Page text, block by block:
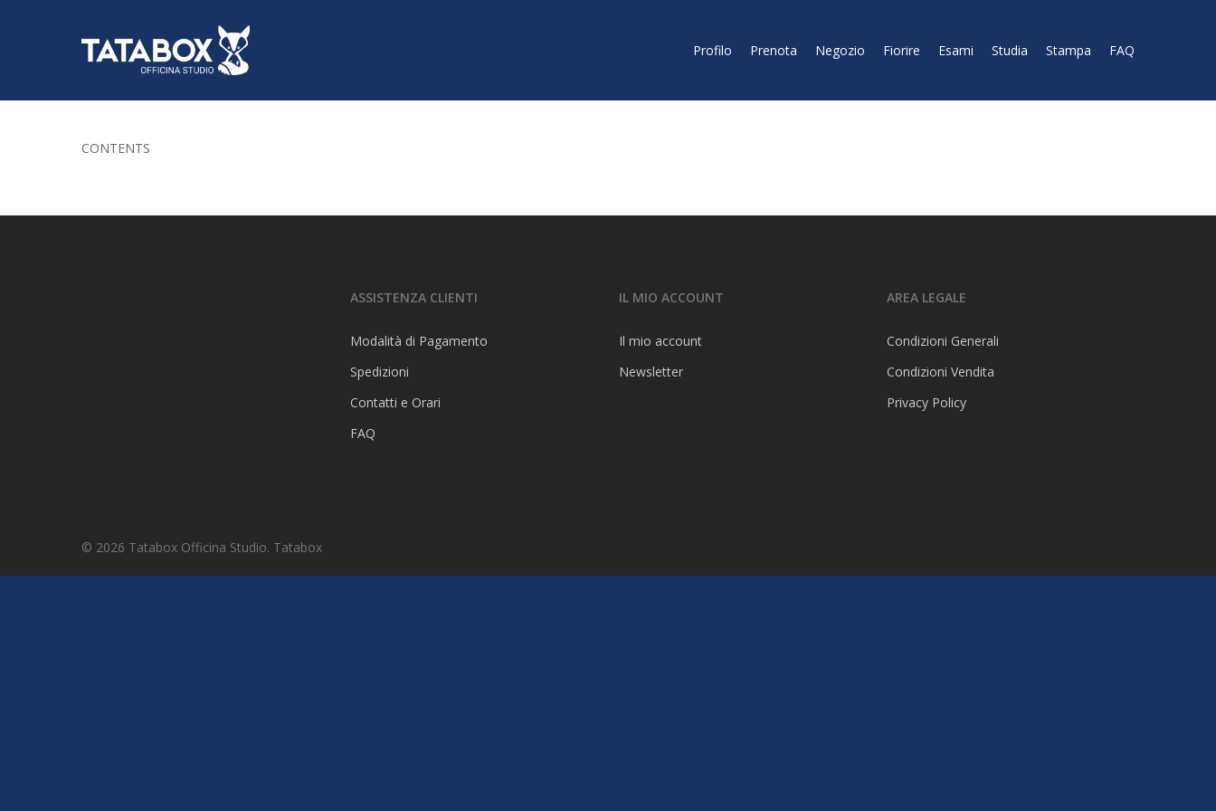
Profilo Prenota Negozio Fiorire Esami Studia Stampa FAQ
CONTENTS
ASSISTENZA CLIENTI
Modalità di Pagamento
Spedizioni
Contatti e Orari
FAQ
IL MIO ACCOUNT
Il mio account
Newsletter
AREA LEGALE
Condizioni Generali
Condizioni Vendita
Privacy Policy
© 2026 Tatabox Officina Studio. Tatabox